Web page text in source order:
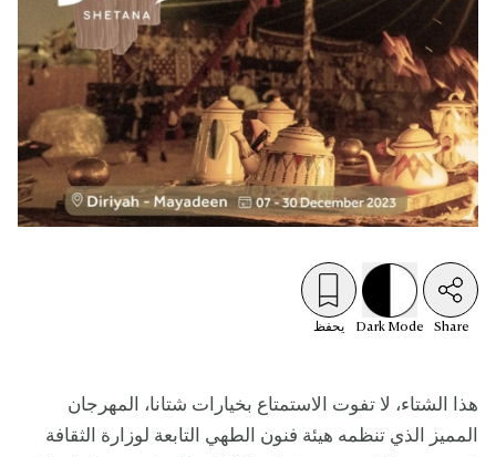
Share
Dark Mode يحفظ
هذا الشتاء، لا تفوت الاستمتاع بخيارات شتانا، المهرجان
المميز الذي تنظمه هيئة فنون الطهي التابعة لوزارة الثقافة